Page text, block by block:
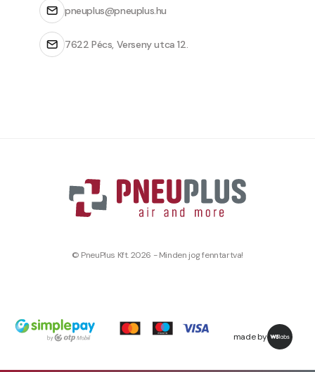
pneuplus@pneuplus.hu
7622 Pécs, Verseny utca 12.
© PneuPlus Kft. 2026 - Minden jog fenntartva!
made by